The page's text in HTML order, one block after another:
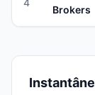
4
Brokers